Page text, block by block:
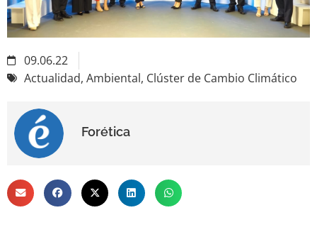
09.06.22
Actualidad, Ambiental, Clúster de Cambio Climático
Forética